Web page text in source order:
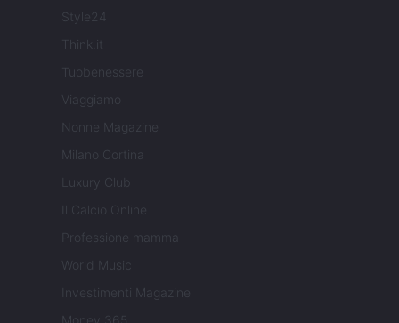
Style24
Think.it
Tuobenessere
Viaggiamo
Nonne Magazine
Milano Cortina
Luxury Club
Il Calcio Online
Professione mamma
World Music
Investimenti Magazine
Money 365